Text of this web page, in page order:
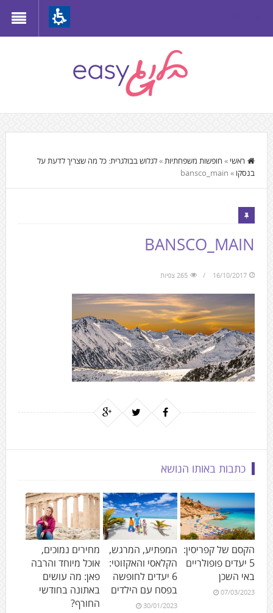
to
move
to
the
main
Content
התוכן
המרכזי,
You
can
press
Enter
to
skip
to
the
next
area
ראשי » חופשות משפחתיות»לגלוש בבולגרית: כל מה שצריך לדעת על
בנסקו »
bansco_main
BANSCO_MAIN
16/10/2017 265 צפיות
כתבות באותו הנושא
הקסם של קפריסין:
5 יעדים פופולריים
באי השכן
07/03/2023
המפתיע, המרגש,
הקלאסי והאקזוטי:
6 יעדים לחופשה
בפסח עם הילדים
30/01/2023
מחירים נמוכים,
אוכל מיוחד והרבה
פאן: מה עושים
באתונה בחודשי
החורף?